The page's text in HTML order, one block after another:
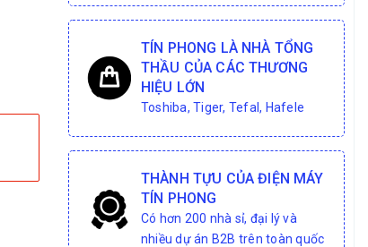
TÍN PHONG LÀ NHÀ TỔNG
THẦU CỦA CÁC THƯƠNG
HIỆU LỚN
Toshiba, Tiger, Tefal, Hafele
THÀNH TỰU CỦA ĐIỆN MÁY
TÍN PHONG
Có hơn 200 nhà sỉ, đại lý và
nhiều dự án B2B trên toàn quốc